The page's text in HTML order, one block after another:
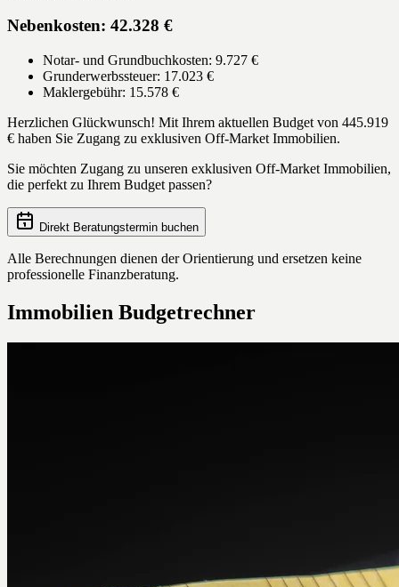
Nebenkosten: 42.328 €
Notar- und Grundbuchkosten: 9.727 €
Grunderwerbssteuer: 17.023 €
Maklergebühr: 15.578 €
Herzlichen Glückwunsch! Mit Ihrem aktuellen Budget von 445.919
€ haben Sie Zugang zu exklusiven Off-Market Immobilien.
Sie möchten Zugang zu unseren exklusiven Off-Market Immobilien,
die perfekt zu Ihrem Budget passen?
Direkt Beratungstermin buchen
Alle Berechnungen dienen der Orientierung und ersetzen keine
professionelle Finanzberatung.
Immobilien Budgetrechner